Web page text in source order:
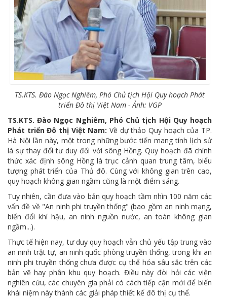
TS.KTS. Đào Ngọc Nghiêm, Phó Chủ tịch Hội Quy hoạch Phát
triển Đô thị Việt Nam - Ảnh: VGP
TS.KTS. Đào Ngọc Nghiêm, Phó Chủ tịch Hội Quy hoạch
Phát triển Đô thị Việt Nam: Về dự thảo Quy hoạch của TP.
Hà Nội lần này, một trong những bước tiến mang tính lịch sử
là sự thay đổi tư duy đối với sông Hồng. Quy hoạch đã chính
thức xác định sông Hồng là trục cảnh quan trung tâm, biểu
tượng phát triển của Thủ đô. Cùng với không gian trên cao,
quy hoạch không gian ngầm cũng là một điểm sáng.
Tuy nhiên, cần đưa vào bản quy hoạch tầm nhìn 100 năm các
vấn đề về "An ninh phi truyền thống" (bao gồm an ninh mạng,
biến đổi khí hậu, an ninh nguồn nước, an toàn không gian
ngầm...).
Thực tế hiện nay, tư duy quy hoạch vẫn chủ yếu tập trung vào
an ninh trật tự, an ninh quốc phòng truyền thống, trong khi an
ninh phi truyền thống chưa được cụ thể hóa sâu sắc trên các
bản vẽ hay phân khu quy hoạch. Điều này đòi hỏi các viện
nghiên cứu, các chuyên gia phải có cách tiếp cận mới để biến
khái niệm này thành các giải pháp thiết kế đô thị cụ thể.